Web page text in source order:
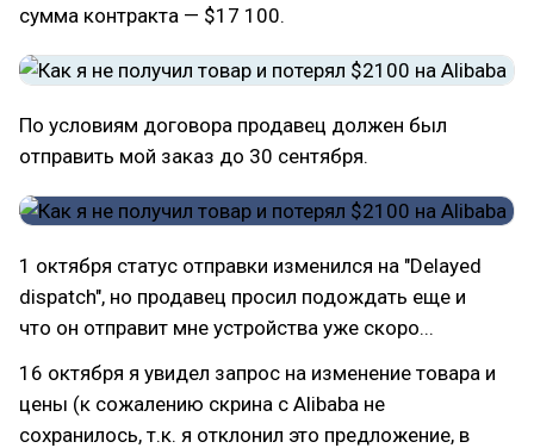
сумма контракта — $17 100.
По условиям договора продавец должен был
отправить мой заказ до 30 сентября.
1 октября статус отправки изменился на "Delayed
dispatch", но продавец просил подождать еще и
что он отправит мне устройства уже скоро...
16 октября я увидел запрос на изменение товара и
цены (к сожалению скрина с Alibaba не
сохранилось, т.к. я отклонил это предложение, в